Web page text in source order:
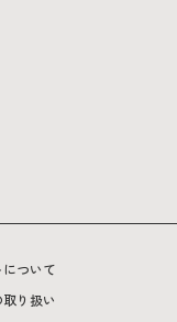
ついて
り扱い